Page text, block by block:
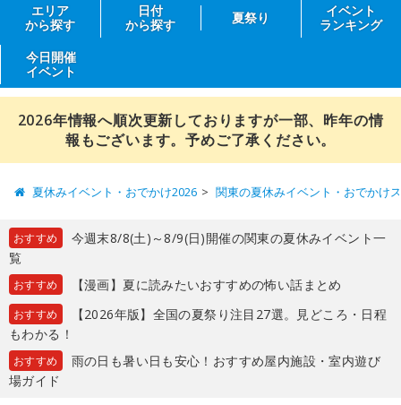
エリア
から探す
日付
から探す
夏祭り
イベント
ランキング
今日開催
イベント
2026年情報へ順次更新しておりますが一部、昨年の情
報もございます。予めご了承ください。
夏休みイベント・おでかけ2026 関東の夏休みイベント・おでかけ
おすすめ
今週末8/8(土)～8/9(日)開催の関東の夏休みイベント一
覧
おすすめ 【漫画】夏に読みたいおすすめの怖い話まとめ
おすすめ
【2026年版】全国の夏祭り注目27選。見どころ・日程
もわかる！
おすすめ
雨の日も暑い日も安心！おすすめ屋内施設・室内遊び
場ガイド